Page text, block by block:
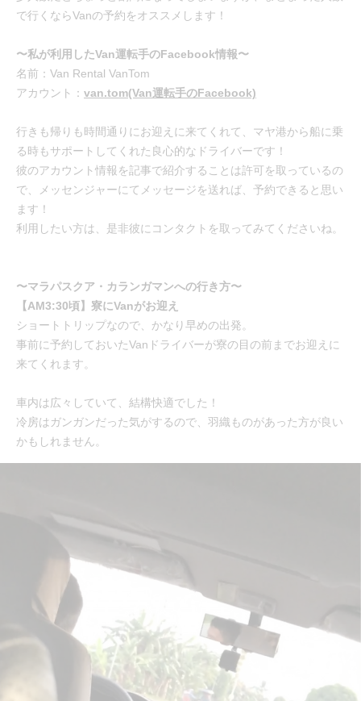
で行くならVanの予約をオススメします！
〜私が利用したVan運転手のFacebook情報〜
名前：Van Rental VanTom
アカウント： van.tom(Van運転手のFacebook)
行きも帰りも時間通りにお迎えに来てくれて、マヤ港から船に乗
る時もサポートしてくれた良心的なドライバーです！
彼のアカウント情報を記事で紹介することは許可を取っているの
で、メッセンジャーにてメッセージを送れば、予約できると思い
ます！
利用したい方は、是非彼にコンタクトを取ってみてくださいね。
〜マラパスクア・カランガマンへの行き方〜
【AM3:30頃】寮にVanがお迎え
ショートトリップなので、かなり早めの出発。
事前に予約しておいたVanドライバーが寮の目の前までお迎えに
来てくれます。
車内は広々していて、結構快適でした！
冷房はガンガンだった気がするので、羽織ものがあった方が良い
かもしれません。